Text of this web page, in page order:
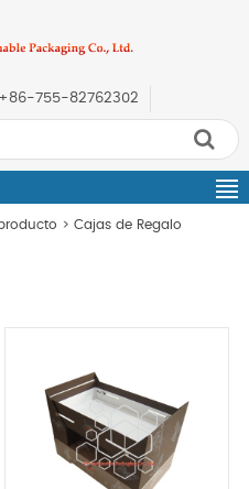
+86-755-82762302
> Cajas de Regalo